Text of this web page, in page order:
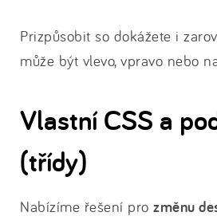
Prizpůsobit so dokážete i
může být vlevo, vpravo nebo
Vlastní CSS a
(třídy)
Nabízíme řešení pro změnu